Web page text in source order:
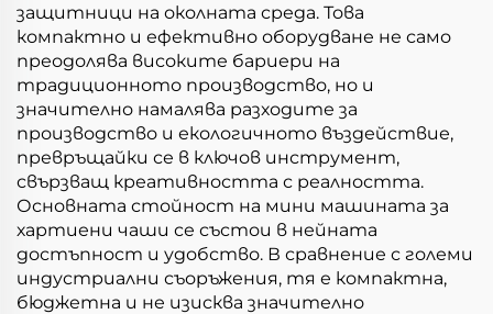
защитници на околната среда. Това
компактно и ефективно оборудване не само
преодолява високите бариери на
традиционното производство, но и
значително намалява разходите за
производство и екологичното въздействие,
превръщайки се в ключов инструмент,
свързващ креативността с реалността.
Основната стойност на мини машината за
хартиени чаши се състои в нейната
достъпност и удобство. В сравнение с големи
индустриални съоръжения, тя е компактна,
бюджетна и не изисква значително